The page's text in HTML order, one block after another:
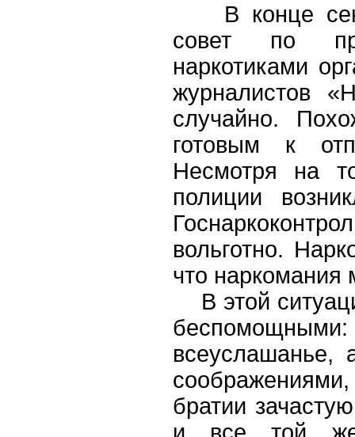
В конце
совет по
наркотиками
журналистов
случайно.
готовым к
Несмотря на
полиции
вольготно.
что наркомания
В этой
беспомощными:
всеуслашанье,
братии